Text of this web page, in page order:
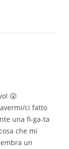
😮
ci fatto
una fi-ga-ta
che mi
un